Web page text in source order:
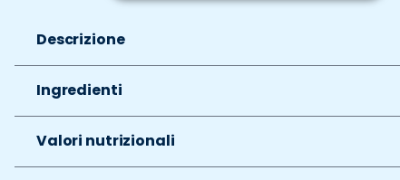
Descrizione
Ingredienti
Valori nutrizionali